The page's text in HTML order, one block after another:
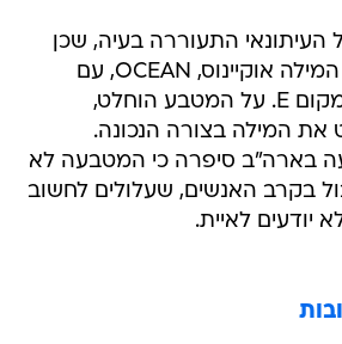
התעוררה בעיה, שכן
העיתונאי כתב את המילה אוקיינוס, OCEAN, עם
האות האנגלית I במקום E. על המטבע הוחלט,
את המילה בצורה הנכונה.
בארה"ב סיפרה כי המטבעה לא
בקרב האנשים, שעלולים לחשוב
יודעים לאיית.